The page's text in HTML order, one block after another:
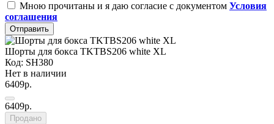
Мною прочитаны и я даю согласие с документом Условия
соглашения
Отправить
Шорты для бокса TKTBS206 white XL
Код: SH380
Нет в наличии
6409р.
6409р.
Продано